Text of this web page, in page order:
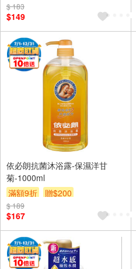
$ 183
$149
依必朗抗菌沐浴露-保濕洋甘
菊-1000ml
滿額9折
贈$200
$ 189
$167